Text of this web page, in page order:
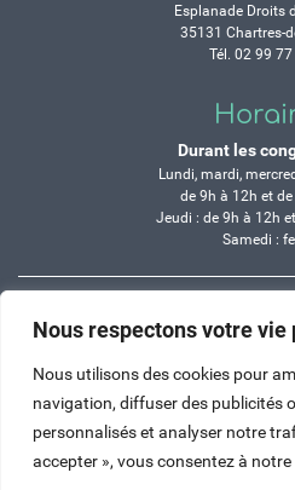
Nous respectons votre vie
Nous utilisons des cookies pour
navigation, diffuser des publicités
personnalisés et analyser notre
accepter », vous consentez à
Esplanade Droits
35131 Chartres-
Tél. 02 99
Durant les
Lundi, mardi,
de 9h à 12h et
Jeudi : de 9h à 12h
Samedi :
Haut de page